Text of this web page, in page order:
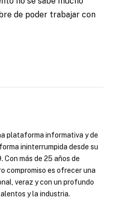
de poder trabajar con
plataforma informativa y de
ininterrumpida desde su
Con más de 25 años de
compromiso es ofrecer una
veraz y con un profundo
y la industria.